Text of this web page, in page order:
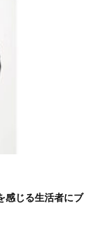
感じる生活者にブ